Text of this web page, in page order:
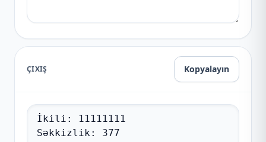
ÇIXIŞ Kopyalayın